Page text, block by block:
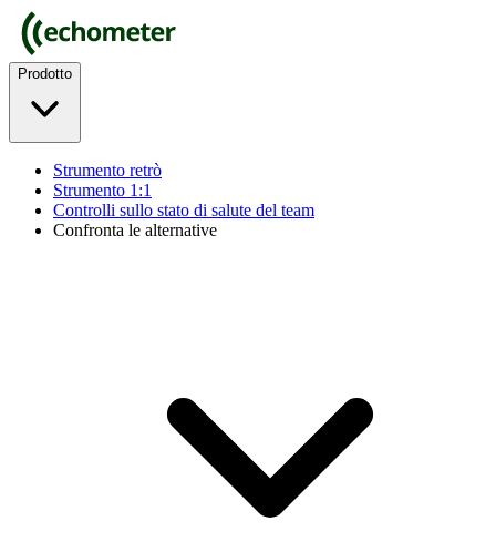
Prodotto
Strumento retrò
Strumento 1:1
Controlli sullo stato di salute del team
Confronta le alternative